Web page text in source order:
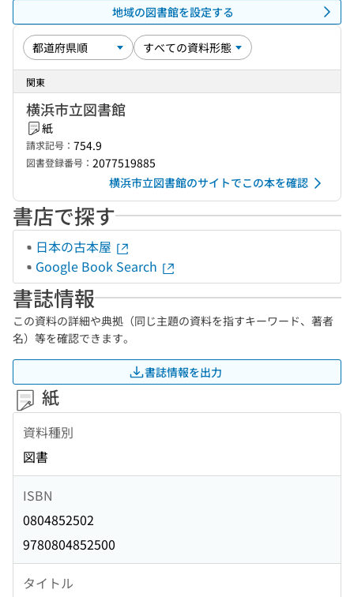
地域の図書館を設定する
関東
横浜市立図書館
紙
請求記号： 754.9
図書登録番号： 2077519885
横浜市立図書館のサイトでこの本を確認
書店で探す
日本の古本屋
Google Book Search
書誌情報
この資料の詳細や典拠（同じ主題の資料を指すキーワード、著者
名）等を確認できます。
書誌情報を出力
紙
資料種別
図書
ISBN
0804852502
9780804852500
タイトル